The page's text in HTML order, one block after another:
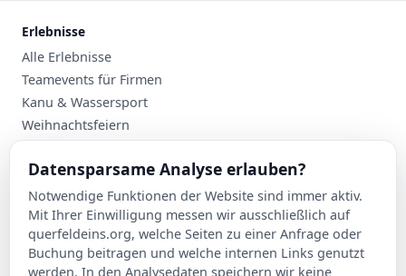
Erlebnisse
Alle Erlebnisse
Teamevents für Firmen
Kanu & Wassersport
Weihnachtsfeiern
Planung
Events nach Stadt
Suche
Kontakt
Über Querfeldeins
Datensparsame Analyse erlauben?
Notwendige Funktionen der Website sind immer aktiv.
Mit Ihrer Einwilligung messen wir ausschließlich auf
querfeldeins.org, welche Seiten zu einer Anfrage oder
Buchung beitragen und welche internen Links genutzt
werden. In den Analysedaten speichern wir keine